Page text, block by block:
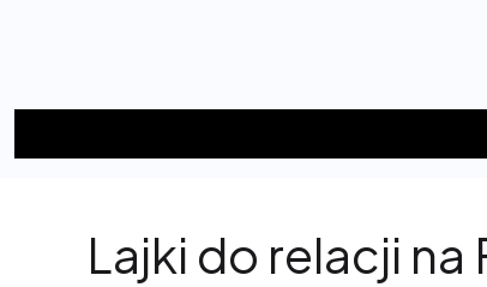
Lajki do relacji